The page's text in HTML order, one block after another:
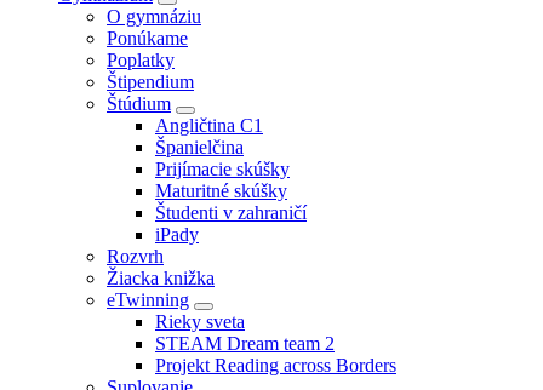
O gymnáziu
Ponúkame
Poplatky
Štipendium
Štúdium
Angličtina C1
Španielčina
Prijímacie skúšky
Maturitné skúšky
Študenti v zahraničí
iPady
Rozvrh
Žiacka knižka
eTwinning
Rieky sveta
STEAM Dream team 2
Projekt Reading across Borders